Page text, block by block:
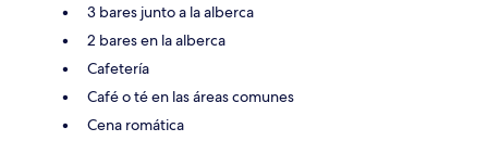
3 bares junto a la alberca
2 bares en la alberca
Cafetería
Café o té en las áreas comunes
Cena romática